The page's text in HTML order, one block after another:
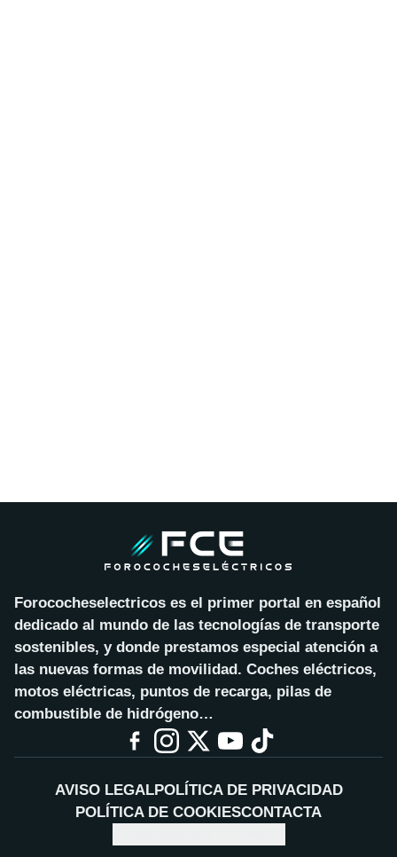
Forococheselectricos es el primer portal en español
dedicado al mundo de las tecnologías de transporte
sostenibles, y donde prestamos especial atención a
las nuevas formas de movilidad. Coches eléctricos,
motos eléctricas, puntos de recarga, pilas de
combustible de hidrógeno…
AVISO LEGALPOLÍTICA DE PRIVACIDAD
POLÍTICA DE COOKIESCONTACTA